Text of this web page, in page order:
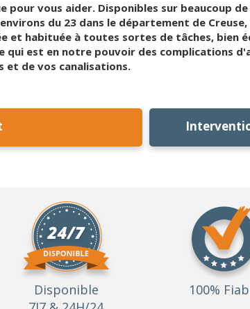
vous aider. Disponibles sur beaucoup
du 23 dans le département de
et habituée à toutes sortes de tâches, bien
est en notre pouvoir des complications
et de vos canalisations.
Disponible
100%